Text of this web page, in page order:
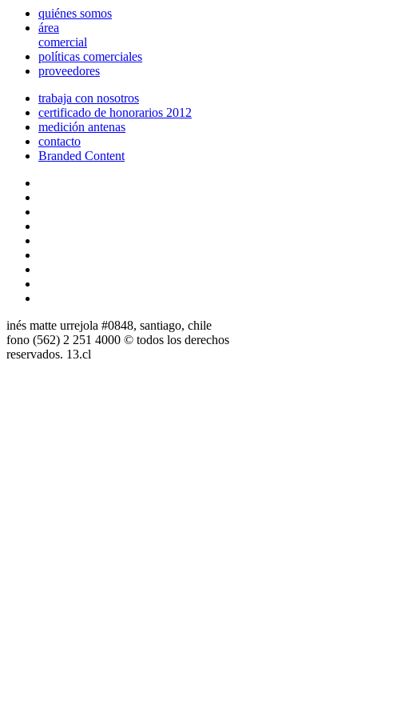
quiénes somos
área
comercial
políticas comerciales
proveedores
trabaja con nosotros
certificado de honorarios 2012
medición antenas
contacto
Branded Content
inés matte urrejola #0848, santiago, chile
fono (562) 2 251 4000 © todos los derechos
reservados. 13.cl